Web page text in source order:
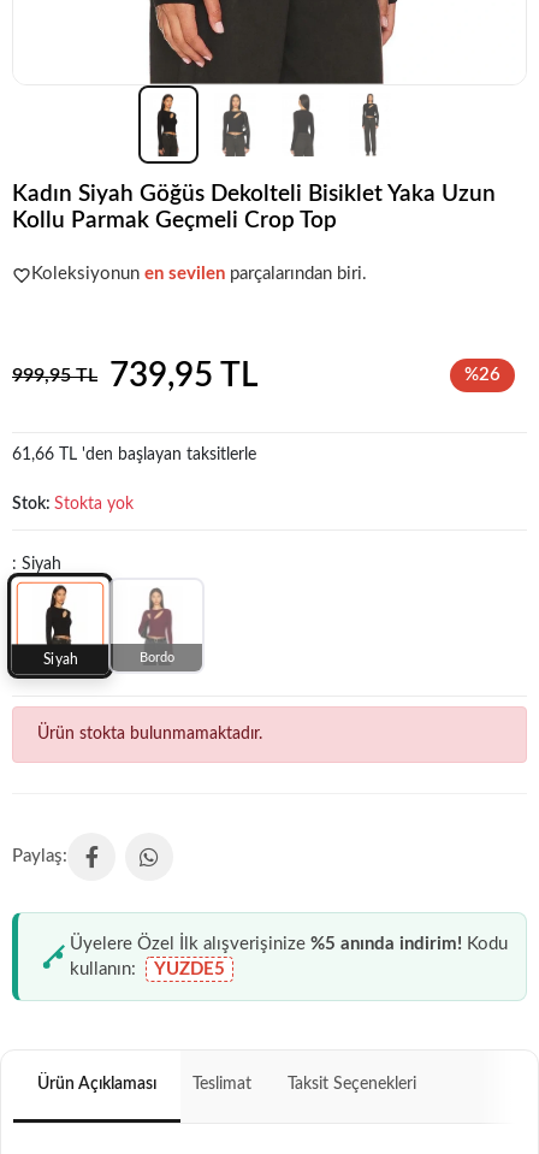
Kadın Siyah Göğüs Dekolteli Bisiklet Yaka Uzun
Kollu Parmak Geçmeli Crop Top
Popüler seçim! Gardırobunuz için harika bir tercih.
Koleksiyonun en sevilen parçalarından biri.
999,95 TL 739,95 TL %26
61,66 TL 'den başlayan taksitlerle
Stok: Stokta yok
: Siyah
Siyah Bordo
Ürün stokta bulunmamaktadır.
Üyelere Özel İlk alışverişinize %5 anında indirim! Kodu
kullanın:
YUZDE5
Ürün Açıklaması Teslimat Taksit Seçenekleri